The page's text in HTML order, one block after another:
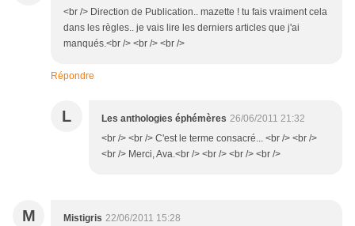
<br /> Direction de Publication.. mazette ! tu fais vraiment cela
dans les règles.. je vais lire les derniers articles que j'ai
manqués.<br /> <br /> <br />
Répondre
L Les anthologies éphémères 26/06/2011 21:32
<br /> <br /> C'est le terme consacré... <br /> <br />
<br /> Merci, Ava.<br /> <br /> <br /> <br />
M Mistigris 22/06/2011 15:28